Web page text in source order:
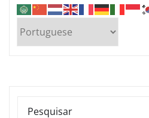
PESQUISAR